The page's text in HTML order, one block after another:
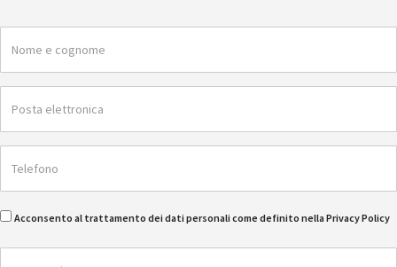
Acconsento al trattamento dei dati personali come definito nella Privacy Policy